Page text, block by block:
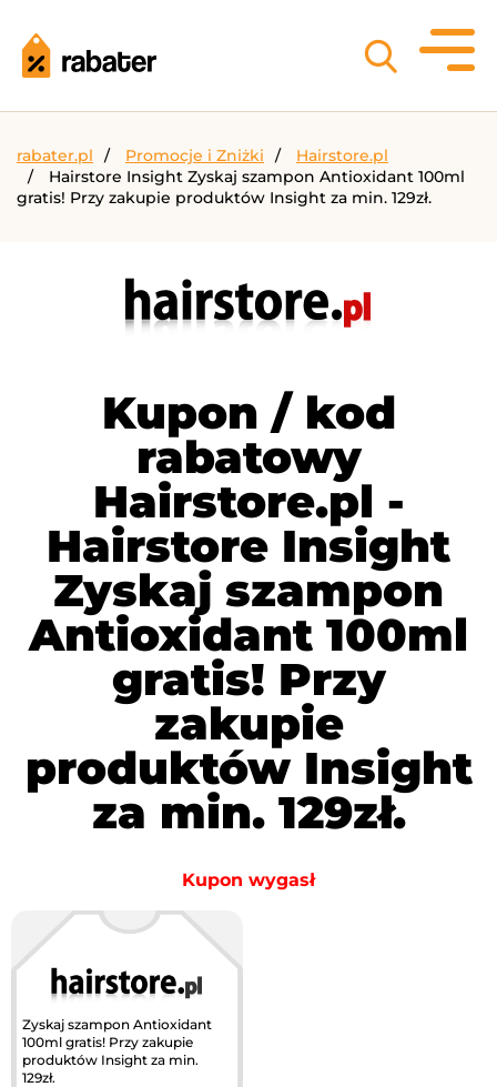
rabater.pl Promocje i Zniżki
Hairstore.pl
Hairstore Insight Zyskaj szampon Antioxidant 100ml
gratis! Przy zakupie produktów Insight za min. 129zł.
Kupon / kod
rabatowy
Hairstore.pl -
Hairstore Insight
Zyskaj szampon
Antioxidant 100ml
gratis! Przy
zakupie
produktów Insight
za min. 129zł.
Kupon wygasł
Zyskaj szampon Antioxidant
100ml gratis! Przy zakupie
produktów Insight za min.
129zł.